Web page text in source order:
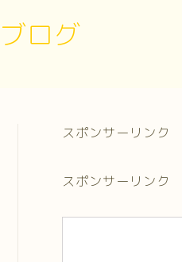
ログ
スポンサーリンク
スポンサーリンク